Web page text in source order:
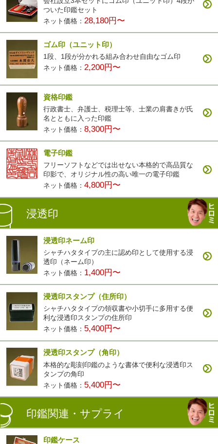
ついた印鑑セット
ネット価格： 28,180円〜
ゴム印（ユニット印）
1段、1段が分かれる組み合わせ自由なゴム印
ネット価格：2,200円〜
資格印鑑
行政書士、弁護士、税理士等、士業の肩書きが氏
名とともに入った印鑑
ネット価格：8,300円〜
電子印鑑
フリーソフトなどでは出せない本格的で高品質な
印影で、オリジナル性の高い唯一の電子印鑑
ネット価格：4,800円〜
浸透印
浸透印ネーム印
シャチハタタイプの主に認め印として使用する浸
透印（ネーム印）
ネット価格： 1,400円〜
浸透印スタンプ（住所印）
シャチハタタイプの領収書や小切手に多用する便
利な浸透印スタンプの住所印
ネット価格： 5,400円〜
浸透印スタンプ（角印）
本格的な彫刻印鑑のような書体で便利な浸透印ス
タンプの角印
ネット価格： 5,400円〜
印鑑関連・サプライ
印鑑ケース